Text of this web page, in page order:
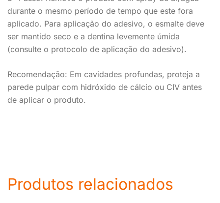
durante o mesmo período de tempo que este fora
aplicado. Para aplicação do adesivo, o esmalte deve
ser mantido seco e a dentina levemente úmida
(consulte o protocolo de aplicação do adesivo).
Recomendação: Em cavidades profundas, proteja a
parede pulpar com hidróxido de cálcio ou CIV antes
de aplicar o produto.
Produtos relacionados